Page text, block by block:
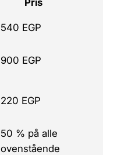
Pris
540 EGP
900 EGP
220 EGP
50 % på alle
ovenstående